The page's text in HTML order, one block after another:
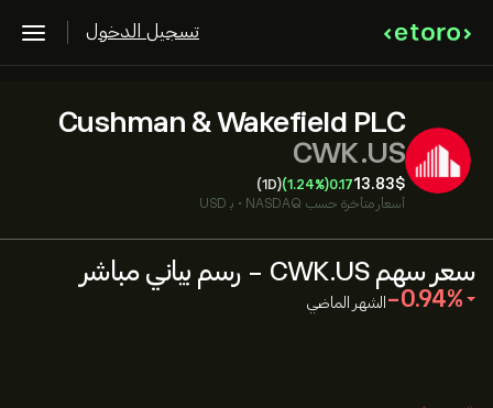
تسجيل الدخول
Cushman & Wakefield PLC
CWK.US
13.83‎$‎
0.17
(1.24%)
(1D)
أسعار متأخرة حسب NASDAQ
• بـ USD
سعر سهم CWK.US - رسم بياني مباشر
‎-0.94‎ الشهر الماضي